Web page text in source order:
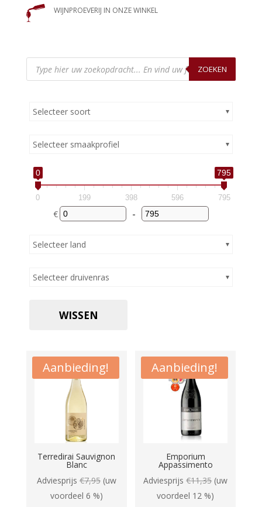
WIJNPROEVERIJ IN ONZE WINKEL
Producten
zoeken ZOEKEN
Selecteer soort
Selecteer smaakprofiel
0 795
0 199 398 596 795
€
Minimum Price
-
Maximum Price
Selecteer land
Selecteer druivenras
WISSEN
Aanbieding!
Terredirai Sauvignon
Blanc
Adviesprijs €7,95(uw
voordeel 6 %)
Aanbieding!
Emporium
Appassimento
Adviesprijs €11,35 (uw
voordeel 12 %)